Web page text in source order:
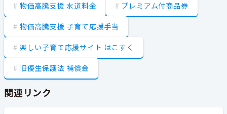
物価高騰支援 水道料金 プレミアム付商品券
物価高騰支援 子育て応援手当
楽しい子育て応援サイト はこすく
旧優生保護法 補償金
関連リンク